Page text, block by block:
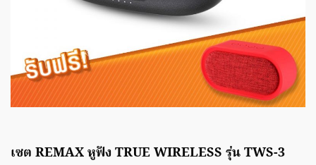
เซต REMAX หูฟัง TRUE WIRELESS รุ่น TWS-3